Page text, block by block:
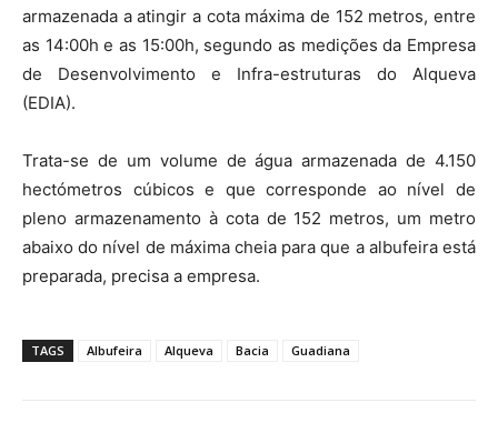
armazenada a atingir a cota máxima de 152 metros, entre
as 14:00h e as 15:00h, segundo as medições da Empresa
de Desenvolvimento e Infra-estruturas do Alqueva
(EDIA).
Trata-se de um volume de água armazenada de 4.150
hectómetros cúbicos e que corresponde ao nível de
pleno armazenamento à cota de 152 metros, um metro
abaixo do nível de máxima cheia para que a albufeira está
preparada, precisa a empresa.
TAGS Albufeira Alqueva Bacia Guadiana